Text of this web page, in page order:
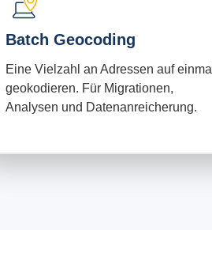
Batch Geocoding
Eine Vielzahl an Adressen auf einmal
geokodieren. Für Migrationen,
Analysen und Datenanreicherung.